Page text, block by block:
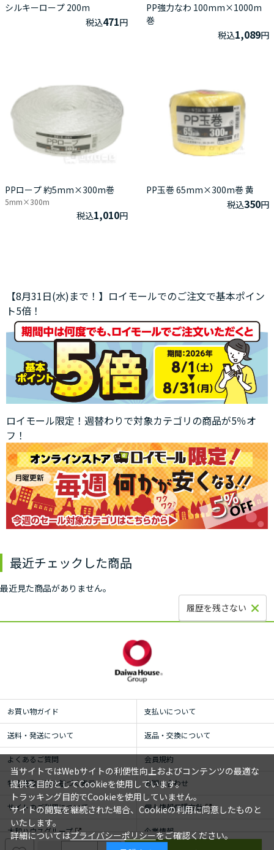
シルキーロープ 200m
税込471円
PP強力なわ 100mm×1000m
巻
税込1,089円
PPロープ 約5mm×300m巻
5mm×300m
税込1,010円
PP玉巻 65mm×300m巻 黄
税込350円
【8月31日(水)まで！】ロイモールでのご注文で基本ポイン
ト5倍！
ロイモール限定！週替わりで対象カテゴリの商品が5％オ
フ！
最近チェックした商品
最近見た商品がありません。
履歴を残さない
お買い物ガイド 支払いについて
送料・発送について 返品・交換について
よくあるご質問 会員規約
特定商取引法に基づく表示 お問い合わせ
サイトのご利用について 個人情報保護方針
大和ハウスグループ 企業情報
当サイトではWebサイトの利便性向上およびコンテンツの最適な
提供を目的としてCookieを使用しています。
トラッキング目的でCookieを使用していません。
サイトの閲覧を継続された場合、Cookieの利用に同意したものと
いたします。
詳細についてはプライバシーポリシーをご確認ください。